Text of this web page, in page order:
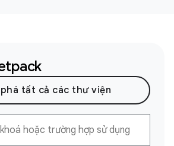
phá tất cả các thư viện